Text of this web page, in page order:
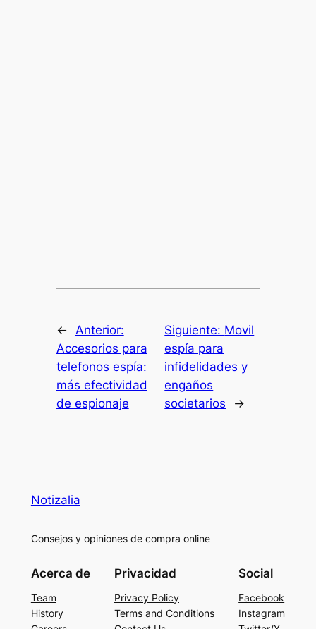
←
Anterior:
Accesorios para
telefonos espía:
más efectividad
de espionaje
Siguiente: Movil
espía para
infidelidades y
engaños
societarios
→
Notizalia
Consejos y opiniones de compra online
Acerca de
Team
History
Privacidad
Privacy Policy
Terms and Conditions
Social
Facebook
Instagram